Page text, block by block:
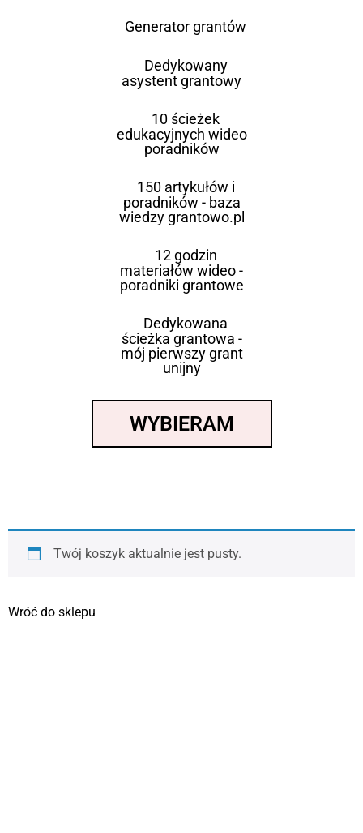
Generator grantów
Dedykowany
asystent grantowy
10 ścieżek
edukacyjnych wideo
poradników
150 artykułów i
poradników - baza
wiedzy grantowo.pl
12 godzin
materiałów wideo -
poradniki grantowe
Dedykowana
ścieżka grantowa -
mój pierwszy grant
unijny
WYBIERAM
Twój koszyk aktualnie jest pusty.
Wróć do sklepu